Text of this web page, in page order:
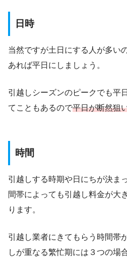
日時
当然ですが土日にする人が多い
あれば平日にしましょう。
引越しシーズンのピークでも平
てこともあるので平日が断然狙
時間
引越しする時期や日にちが決ま
間帯によっても引越し料金が大
ります。
引越し業者にきてもらう時間帯
しが重なる繁忙期には３つの場